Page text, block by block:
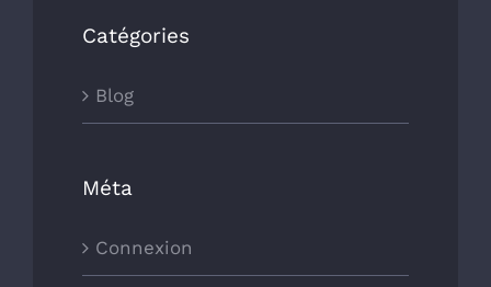
Catégories
Blog
Méta
Connexion